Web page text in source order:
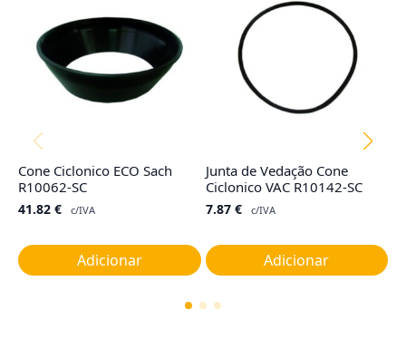
Cone Ciclonico ECO Sach
R10062-SC
41.82 € c/IVA
Adicionar
Junta de Vedação Cone
Ciclonico VAC R10142-SC
7.87 € c/IVA
Adicionar